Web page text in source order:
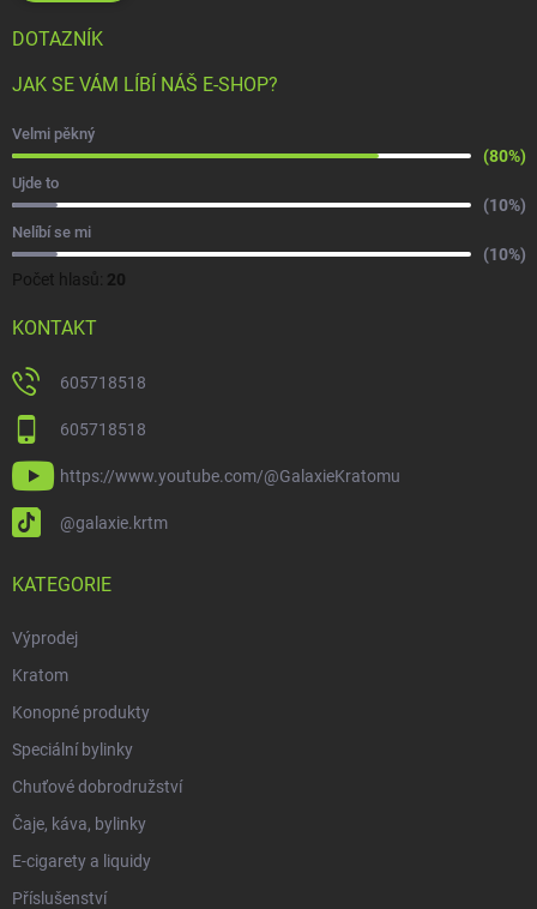
DOTAZNÍK
JAK SE VÁM LÍBÍ NÁŠ E-SHOP?
Velmi pěkný
(80%)
Ujde to
(10%)
Nelíbí se mi
(10%)
Počet hlasů: 20
KONTAKT
605718518
605718518
https://www.youtube.com/@GalaxieKratomu
@galaxie.krtm
KATEGORIE
Výprodej
Kratom
Konopné produkty
Speciální bylinky
Chuťové dobrodružství
Čaje, káva, bylinky
E-cigarety a liquidy
Příslušenství